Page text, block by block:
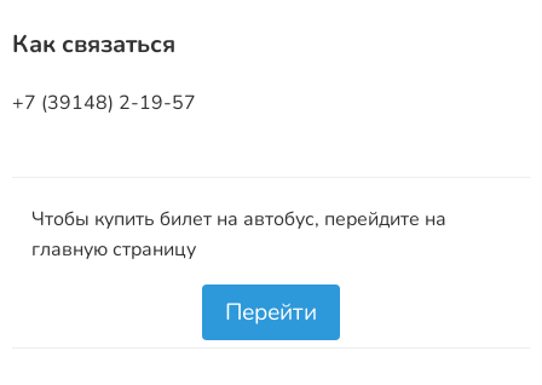
Как связаться
+7 (39148) 2-19-57
Чтобы купить билет на автобус, перейдите на
главную страницу
Перейти